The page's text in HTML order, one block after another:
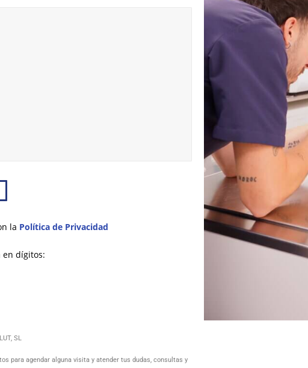
la Política de Privacidad
en dígitos:
SL
para agendar alguna visita y atender tus dudas, consultas y